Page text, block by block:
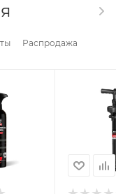
Распродажа